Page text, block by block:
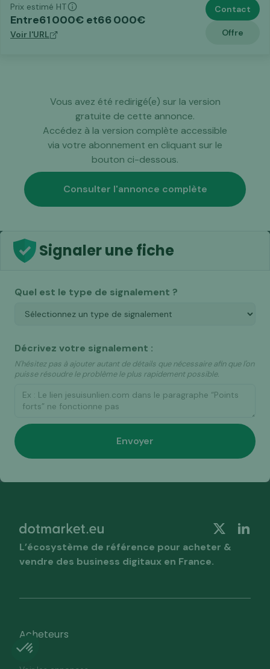
Prix estimé HT
Entre61 000€ et66 000€
Voir l'URL
Contact
Offre
Vous avez été redirigé(e) sur la version
gratuite de cette annonce.
Accédez à la version complète accessible
via votre abonnement en cliquant sur le
bouton ci-dessous.
Consulter l'annonce complète
Signaler une fiche
Quel est le type de signalement ?
Décrivez votre signalement :
N'hésitez pas à ajouter autant de détails que nécessaire afin que l'on
puisse résoudre le problème le plus rapidement possible.
L’écosystème de référence pour acheter &
vendre des business digitaux en France.
Acheteurs